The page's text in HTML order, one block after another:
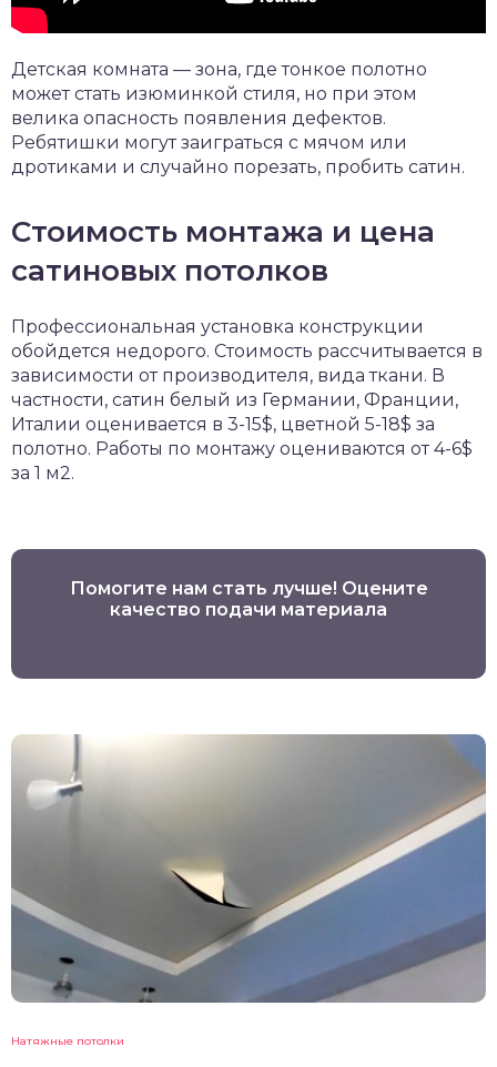
Детская комната — зона, где тонкое полотно
может стать изюминкой стиля, но при этом
велика опасность появления дефектов.
Ребятишки могут заиграться с мячом или
дротиками и случайно порезать, пробить сатин.
Стоимость монтажа и цена
сатиновых потолков
Профессиональная установка конструкции
обойдется недорого. Стоимость рассчитывается в
зависимости от производителя, вида ткани. В
частности, сатин белый из Германии, Франции,
Италии оценивается в 3-15$, цветной 5-18$ за
полотно. Работы по монтажу оцениваются от 4-6$
за 1 м2.
Помогите нам стать лучше! Оцените
качество подачи материала
Натяжные потолки